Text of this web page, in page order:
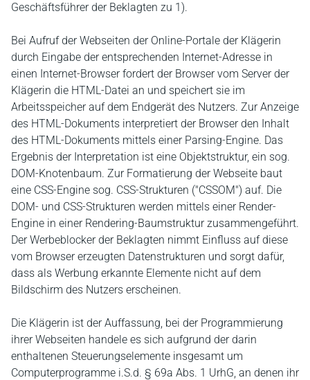
Geschäftsführer der Beklagten zu 1).
Bei Aufruf der Webseiten der Online-Portale der Klägerin
durch Eingabe der entsprechenden Internet-Adresse in
einen Internet-Browser fordert der Browser vom Server der
Klägerin die HTML-Datei an und speichert sie im
Arbeitsspeicher auf dem Endgerät des Nutzers. Zur Anzeige
des HTML-Dokuments interpretiert der Browser den Inhalt
des HTML-Dokuments mittels einer Parsing-Engine. Das
Ergebnis der Interpretation ist eine Objektstruktur, ein sog.
DOM-Knotenbaum. Zur Formatierung der Webseite baut
eine CSS-Engine sog. CSS-Strukturen ("CSSOM") auf. Die
DOM- und CSS-Strukturen werden mittels einer Render-
Engine in einer Rendering-Baumstruktur zusammengeführt.
Der Werbeblocker der Beklagten nimmt Einfluss auf diese
vom Browser erzeugten Datenstrukturen und sorgt dafür,
dass als Werbung erkannte Elemente nicht auf dem
Bildschirm des Nutzers erscheinen.
Die Klägerin ist der Auffassung, bei der Programmierung
ihrer Webseiten handele es sich aufgrund der darin
enthaltenen Steuerungselemente insgesamt um
Computerprogramme i.S.d. § 69a Abs. 1 UrhG, an denen ihr